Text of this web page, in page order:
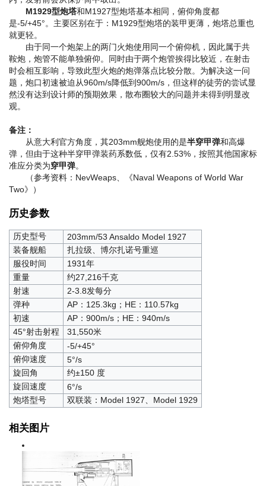
M1929型炮塔和M1927型炮塔基本相同，俯仰角度都
是-5/+45°。主要区别在于：M1929型炮塔的装甲更薄，炮塔总重也
就更轻。
由于同一个炮架上的两门火炮使用同一个俯仰机，因此属于共
鞍炮，炮管不能单独俯仰。同时由于两个炮管挨得比较近，在射击
时会相互影响，导致此型火炮的炮弹落点比较分散。为解决这一问
题，炮口初速被迫从960m/s降低到900m/s，但这样的徒劳的尝试显
然没有达到设计师的预期效果，散布圈较大的问题并未得到明显改
观。
备注：
从意大利官方角度，其203mm舰炮使用的是半穿甲弹和高爆
弹，但由于这种半穿甲弹装药系数低，仅有2.53%，按照其他国家标
准应分类为穿甲弹。
（参考资料：NevWeaps、《Naval Weapons of World War
Two》）
历史参数
历史型号
203mm/53 Ansaldo Model 1927
装备舰船
扎拉级、博尔扎诺号重巡
服役时间
1931年
重量
约27,216千克
射速
2-3.8发每分
弹种
AP：125.3kg；HE：110.57kg
初速
AP：900m/s；HE：940m/s
45°射击射程
31,550米
俯仰角度
-5/+45°
俯仰速度
5°/s
旋回角
约±150 度
旋回速度
6°/s
炮塔型号
双联装：Model 1927、Model 1929
相关图片